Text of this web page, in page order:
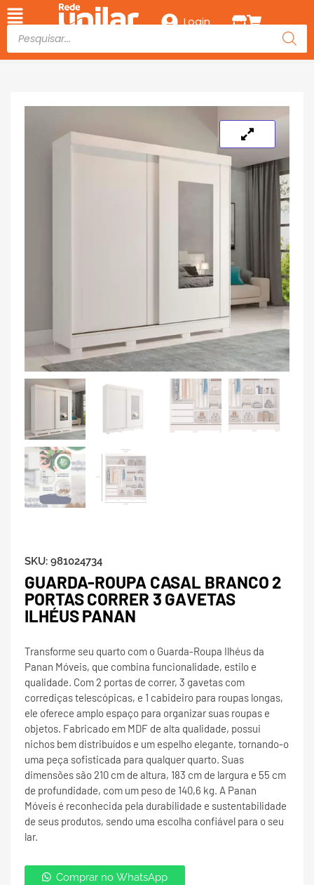
Login
SKU: 981024734
GUARDA-ROUPA CASAL BRANCO 2
PORTAS CORRER 3 GAVETAS
ILHÉUS PANAN
Transforme seu quarto com o Guarda-Roupa Ilhéus da
Panan Móveis, que combina funcionalidade, estilo e
qualidade. Com 2 portas de correr, 3 gavetas com
corrediças telescópicas, e 1 cabideiro para roupas longas,
ele oferece amplo espaço para organizar suas roupas e
objetos. Fabricado em MDF de alta qualidade, possui
nichos bem distribuídos e um espelho elegante, tornando-o
uma peça sofisticada para qualquer quarto. Suas
dimensões são 210 cm de altura, 183 cm de largura e 55 cm
de profundidade, com um peso de 140,6 kg. A Panan
Móveis é reconhecida pela durabilidade e sustentabilidade
de seus produtos, sendo uma escolha confiável para o seu
lar.
Comprar no WhatsApp